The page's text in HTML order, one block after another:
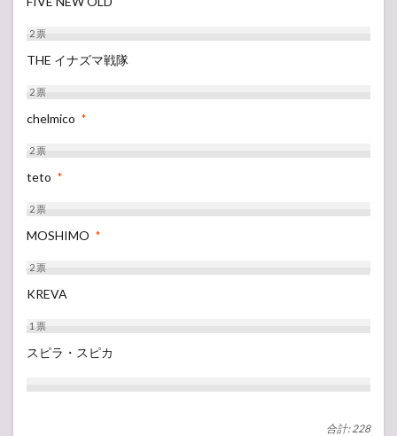
2票
THE イナズマ戦隊
2票
chelmico *
2票
teto *
2票
MOSHIMO *
2票
KREVA
1票
スピラ・スピカ
合計: 228